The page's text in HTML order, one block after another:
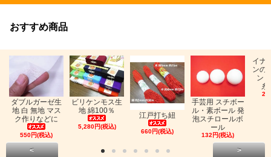
おすすめ商品
ダブルガーゼ生
地 白 無地 マス
ク作りなどに
550円(税込)
ビリケンモス生
地 綿100％
5,280円(税込)
江戸打ち紐
660円(税込)
手芸用 スチボー
ル・素ボール 発
泡スチロールボ
ール
132円(税込)
イナ
ンの
ン
糸
< >